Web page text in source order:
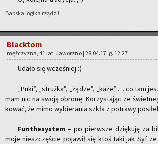
Bab­ska lo­gi­ka rzą­dzi!
Black­tom
męż­czy­zna, 41 lat, Ja­worz­no | 28.04.17, g. 12:27
Udało się wcze­śniej :)
„Puki”, „struż­ka”, „żądze”, „każe” … co tam
mam nic na swoją obro­nę. Ko­rzy­sta­jąc ze
ko­wać, że mimo wy­bie­ra­nia szkła z po­tra­wy
Fun­the­sys­tem – po pierw­sze dzię­ku­ję za
moje nie­szczę­ście po­ja­wił się ktoś taki jak Syf